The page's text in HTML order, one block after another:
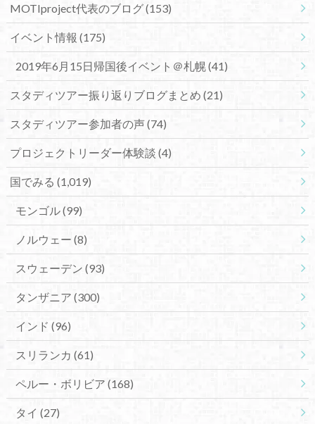
MOTIproject代表のブログ(153)
イベント情報 (175)
2019年6月15日帰国後イベント＠札幌(41)
スタディツアー振り返りブログまとめ (21)
スタディツアー参加者の声(74)
プロジェクトリーダー体験談 (4)
国でみる (1,019)
モンゴル(99)
ノルウェー (8)
スウェーデン (93)
タンザニア (300)
インド (96)
スリランカ (61)
ペルー・ボリビア (168)
タイ (27)